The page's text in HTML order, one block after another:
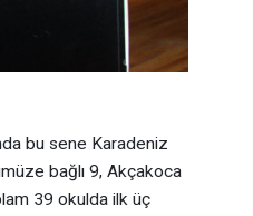
bu sene Karadeniz
bağlı 9, Akçakoca
39 okulda ilk üç